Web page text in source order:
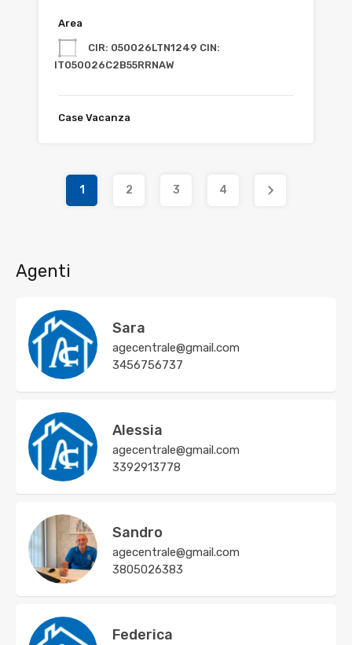
Area
CIR: 050026LTN1249 CIN:
IT050026C2B55RRNAW
Case Vacanza
1 2 3 4
Agenti
Sara
agecentrale@gmail.com
3456756737
Alessia
agecentrale@gmail.com
3392913778
Sandro
agecentrale@gmail.com
3805026383
Federica